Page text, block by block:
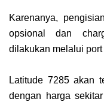
Karenanya,
opsional dan
dilakukan melalui
Latitude 7285 akan
dengan harga